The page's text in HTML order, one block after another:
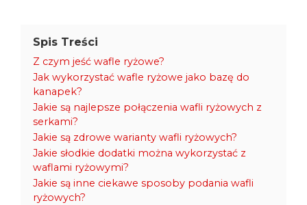
Spis Treści
Z czym jeść wafle ryżowe?
Jak wykorzystać wafle ryżowe jako bazę do
kanapek?
Jakie są najlepsze połączenia wafli ryżowych z
serkami?
Jakie są zdrowe warianty wafli ryżowych?
Jakie słodkie dodatki można wykorzystać z
waflami ryżowymi?
Jakie są inne ciekawe sposoby podania wafli
ryżowych?